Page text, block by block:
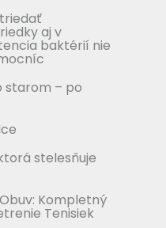
aj v
baktérií nie
starom – po
stelesňuje
Kompletný
Tenisiek